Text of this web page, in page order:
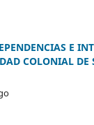
E
COLONIAL DE